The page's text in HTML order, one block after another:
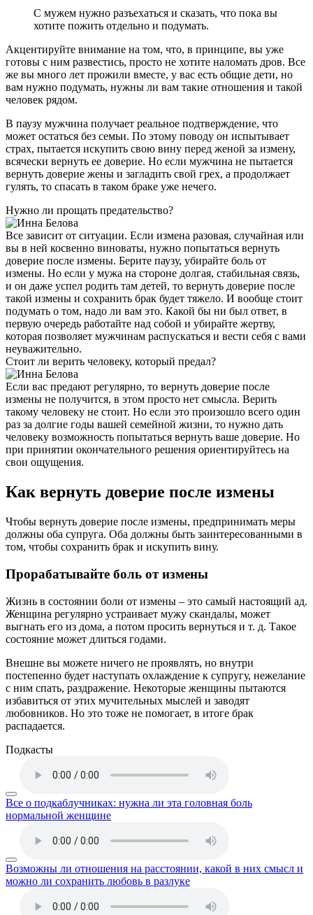
С мужем нужно разъехаться и сказать, что пока вы
хотите пожить отдельно и подумать.
Акцентируйте внимание на том, что, в принципе, вы уже
готовы с ним развестись, просто не хотите наломать дров. Все
же вы много лет прожили вместе, у вас есть общие дети, но
вам нужно подумать, нужны ли вам такие отношения и такой
человек рядом.
В паузу мужчина получает реальное подтверждение, что
может остаться без семьи. По этому поводу он испытывает
страх, пытается искупить свою вину перед женой за измену,
всячески вернуть ее доверие. Но если мужчина не пытается
вернуть доверие жены и загладить свой грех, а продолжает
гулять, то спасать в таком браке уже нечего.
Нужно ли прощать предательство?
Все зависит от ситуации. Если измена разовая, случайная или
вы в ней косвенно виноваты, нужно попытаться вернуть
доверие после измены. Берите паузу, убирайте боль от
измены. Но если у мужа на стороне долгая, стабильная связь,
и он даже успел родить там детей, то вернуть доверие после
такой измены и сохранить брак будет тяжело. И вообще стоит
подумать о том, надо ли вам это. Какой бы ни был ответ, в
первую очередь работайте над собой и убирайте жертву,
которая позволяет мужчинам распускаться и вести себя с вами
неуважительно.
Стоит ли верить человеку, который предал?
Если вас предают регулярно, то вернуть доверие после
измены не получится, в этом просто нет смысла. Верить
такому человеку не стоит. Но если это произошло всего один
раз за долгие годы вашей семейной жизни, то нужно дать
человеку возможность попытаться вернуть ваше доверие. Но
при принятии окончательного решения ориентируйтесь на
свои ощущения.
Как вернуть доверие после измены
Чтобы вернуть доверие после измены, предпринимать меры
должны оба супруга. Оба должны быть заинтересованными в
том, чтобы сохранить брак и искупить вину.
Прорабатывайте боль от измены
Жизнь в состоянии боли от измены – это самый настоящий ад.
Женщина регулярно устраивает мужу скандалы, может
выгнать его из дома, а потом просить вернуться и т. д. Такое
состояние может длиться годами.
Внешне вы можете ничего не проявлять, но внутри
постепенно будет наступать охлаждение к супругу, нежелание
с ним спать, раздражение. Некоторые женщины пытаются
избавиться от этих мучительных мыслей и заводят
любовников. Но это тоже не помогает, в итоге брак
распадается.
Подкасты
Все о подкаблучниках: нужна ли эта головная боль
нормальной женщине
Возможны ли отношения на расстоянии, какой в них смысл и
можно ли сохранить любовь в разлуке